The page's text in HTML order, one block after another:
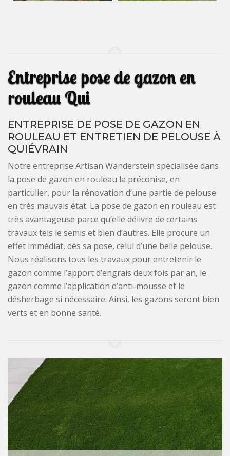
Entreprise pose de gazon en
rouleau Qui
ENTREPRISE DE POSE DE GAZON EN
ROULEAU ET ENTRETIEN DE PELOUSE À
QUIÉVRAIN
Notre entreprise Artisan Wanderstein spécialisée dans
la pose de gazon en rouleau la préconise, en
particulier, pour la rénovation d’une partie de pelouse
en très mauvais état. La pose de gazon en rouleau est
très avantageuse parce qu’elle délivre de certains
travaux tels le semis et bien d’autres. Elle procure un
effet immédiat, dès sa pose, celui d’une belle pelouse.
Nous réalisons tous les travaux pour entretenir le
gazon comme l’apport d’engrais deux fois par an, le
gazon comme l’application d’anti-mousse et le
désherbage si nécessaire. Ainsi, les gazons seront bien
verts et en bonne santé.